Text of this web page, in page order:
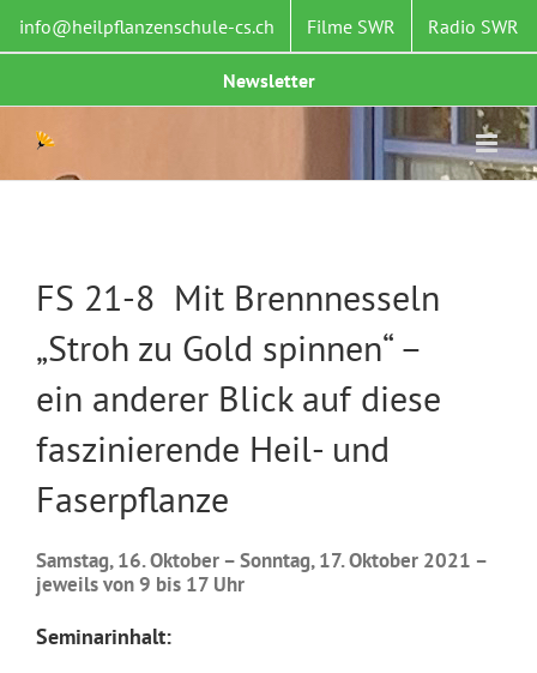
Inhalt
springen
info@heilpflanzenschule-cs.ch Filme SWR Radio SWR
Newsletter
FS 21-8 Mit Brennnesseln
„Stroh zu Gold spinnen“ –
ein anderer Blick auf diese
faszinierende Heil- und
Faserpflanze
Samstag, 16. Oktober – Sonntag, 17. Oktober 2021 –
jeweils von 9 bis 17 Uhr
Seminarinhalt: